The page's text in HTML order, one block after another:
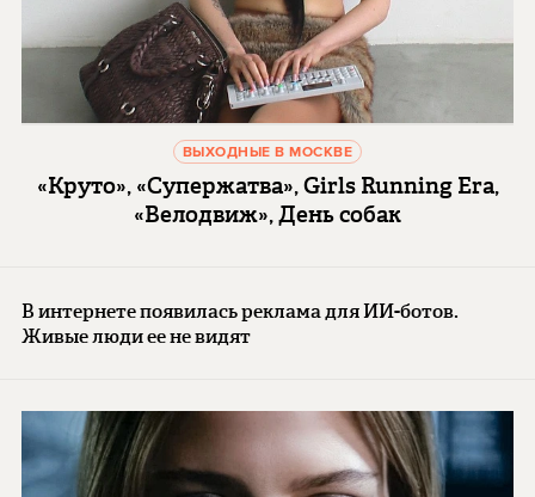
ВЫХОДНЫЕ В МОСКВЕ
«Круто», «Супержатва», Girls Running Era,
«Велодвиж», День собак
В интернете появилась реклама для ИИ-ботов.
Живые люди ее не видят